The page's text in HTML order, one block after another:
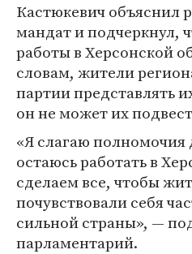
Кастюкевич объяснил
мандат и подчеркнул,
работы в Херсонской
словам, жители
партии представлять
он не может их
«Я слагаю полномочия
остаюсь работать в
сделаем все, чтобы
почувствовали себя
сильной страны», —
парламентарий.